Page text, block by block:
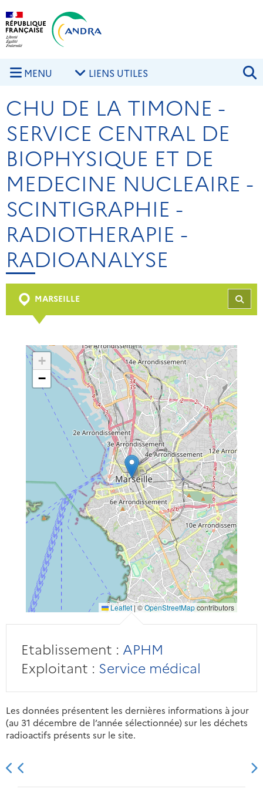
Aller au contenu principal
MENU LIENS UTILES
CHU DE LA TIMONE -
SERVICE CENTRAL DE
BIOPHYSIQUE ET DE
MEDECINE NUCLEAIRE -
SCINTIGRAPHIE -
RADIOTHERAPIE -
RADIOANALYSE
MARSEILLE
+
−
Leaflet|©OpenStreetMapcontributors
Etablissement : APHM
Exploitant : Service médical
Les données présentent les dernières informations à jour
(au 31 décembre de l’année sélectionnée) sur les déchets
radioactifs présents sur le site.